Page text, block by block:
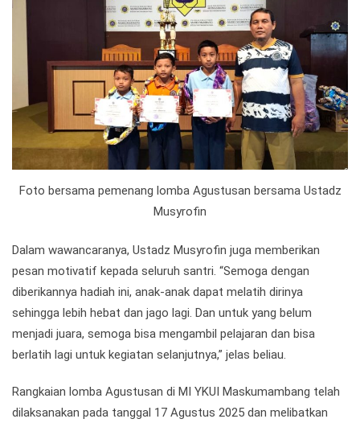
Foto bersama pemenang lomba Agustusan bersama Ustadz
Musyrofin
Dalam wawancaranya, Ustadz Musyrofin juga memberikan
pesan motivatif kepada seluruh santri. “Semoga dengan
diberikannya hadiah ini, anak-anak dapat melatih dirinya
sehingga lebih hebat dan jago lagi. Dan untuk yang belum
menjadi juara, semoga bisa mengambil pelajaran dan bisa
berlatih lagi untuk kegiatan selanjutnya,” jelas beliau.
Rangkaian lomba Agustusan di MI YKUI Maskumambang telah
dilaksanakan pada tanggal 17 Agustus 2025 dan melibatkan